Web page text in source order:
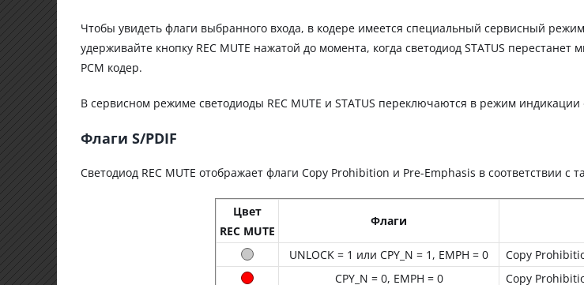
Чтобы увидеть флаги выбранного входа, в кодере имеется специальный сервисный
удерживайте кнопку REC MUTE нажатой до момента, когда светодиод STATUS
PCM кодер.
В сервисном режиме светодиоды REC MUTE и STATUS переключаются в режим индикации
Флаги S/PDIF
Светодиод REC MUTE отображает флаги Copy Prohibition и Pre-Emphasis в соответствии с
Цвет
REC MUTE
Флаги
UNLOCK = 1 или CPY_N = 1, EMPH = 0
Copy
CPY_N = 0, EMPH = 0
Copy